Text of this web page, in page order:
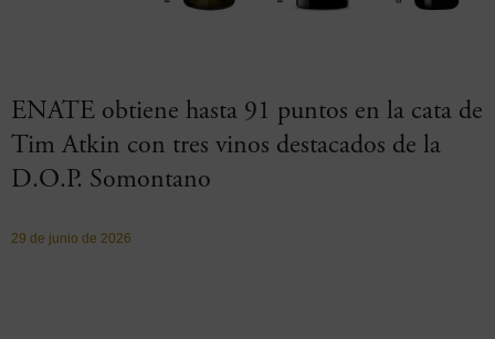
ENATE obtiene hasta 91 puntos en la cata de
Tim Atkin con tres vinos destacados de la
D.O.P. Somontano
29 de junio de 2026